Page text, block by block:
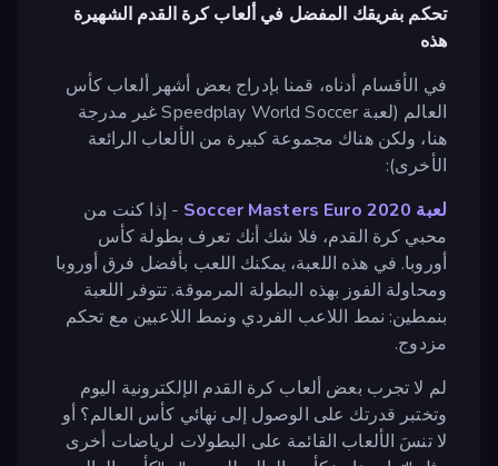
تحكم بفريقك المفضل في ألعاب كرة القدم الشهيرة
هذه
في الأقسام أدناه، قمنا بإدراج بعض أشهر ألعاب كأس
العالم (لعبة Speedplay World Soccer غير مدرجة
هنا، ولكن هناك مجموعة كبيرة من الألعاب الرائعة
الأخرى):
لعبة Soccer Masters Euro 2020
- إذا كنت من
محبي كرة القدم، فلا شك أنك تعرف بطولة كأس
أوروبا. في هذه اللعبة، يمكنك اللعب بأفضل فرق أوروبا
ومحاولة الفوز بهذه البطولة المرموقة. تتوفر اللعبة
بنمطين: نمط اللاعب الفردي ونمط اللاعبين مع تحكم
مزدوج.
لم لا تجرب بعض ألعاب كرة القدم الإلكترونية اليوم
وتختبر قدرتك على الوصول إلى نهائي كأس العالم؟ أو
لا تنسَ الألعاب القائمة على البطولات لرياضات أخرى